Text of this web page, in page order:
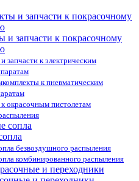
и запчасти к покрасочному
запчасти к электрическим
к пневматическим
окрасочным пистолетам
безвоздушного распыления
комбинированного распыления